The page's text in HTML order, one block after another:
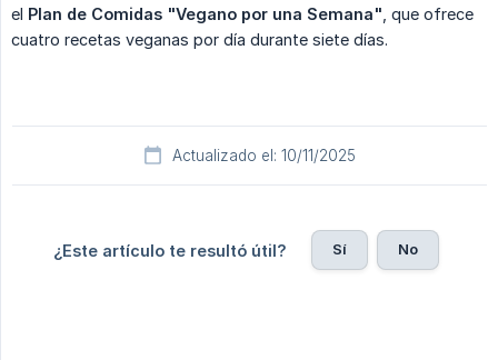
el Plan de Comidas "Vegano por una Semana" , que ofrece
cuatro recetas veganas por día durante siete días.
Actualizado el: 10/11/2025
¿Este artículo te resultó útil? Sí No